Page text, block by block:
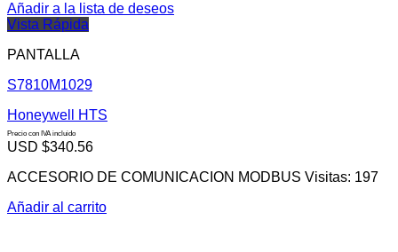
Añadir a la lista de deseos
Vista Rápida
PANTALLA
S7810M1029
Honeywell HTS
Precio con IVA incluido
USD $340.56
ACCESORIO DE COMUNICACION MODBUS Visitas: 197
Añadir al carrito